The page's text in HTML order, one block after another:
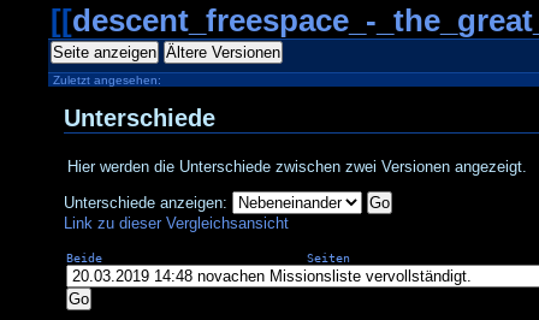
[[descent_freespace_-
Seite anzeigen Ältere Versionen
Zuletzt angesehen:
Unterschiede
Hier werden die Unterschiede zwischen zwei Versionen angezeigt.
Unterschiede anzeigen:
Go
Link zu dieser Vergleichsansicht
Beide Seiten
Go